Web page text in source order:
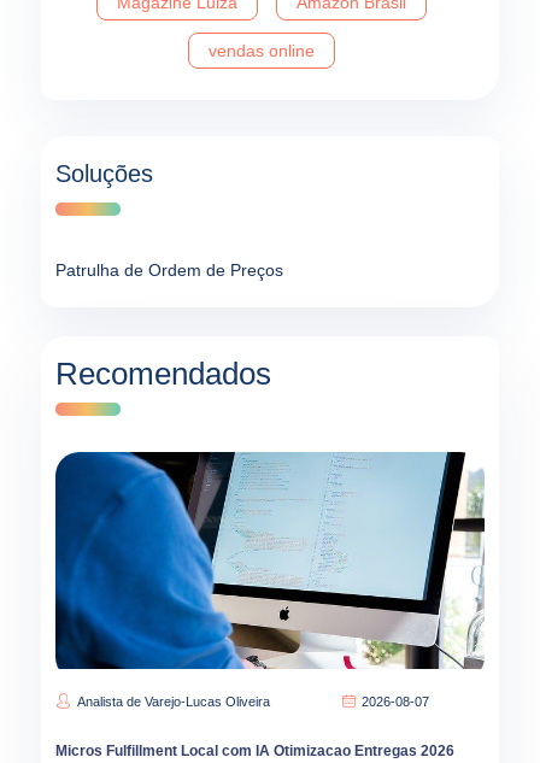
vendas online
Soluções
Patrulha de Ordem de Preços
Recomendados
Analista de Varejo-Lucas Oliveira 2026-08-07
Micros Fulfillment Local com IA Otimizacao Entregas 2026